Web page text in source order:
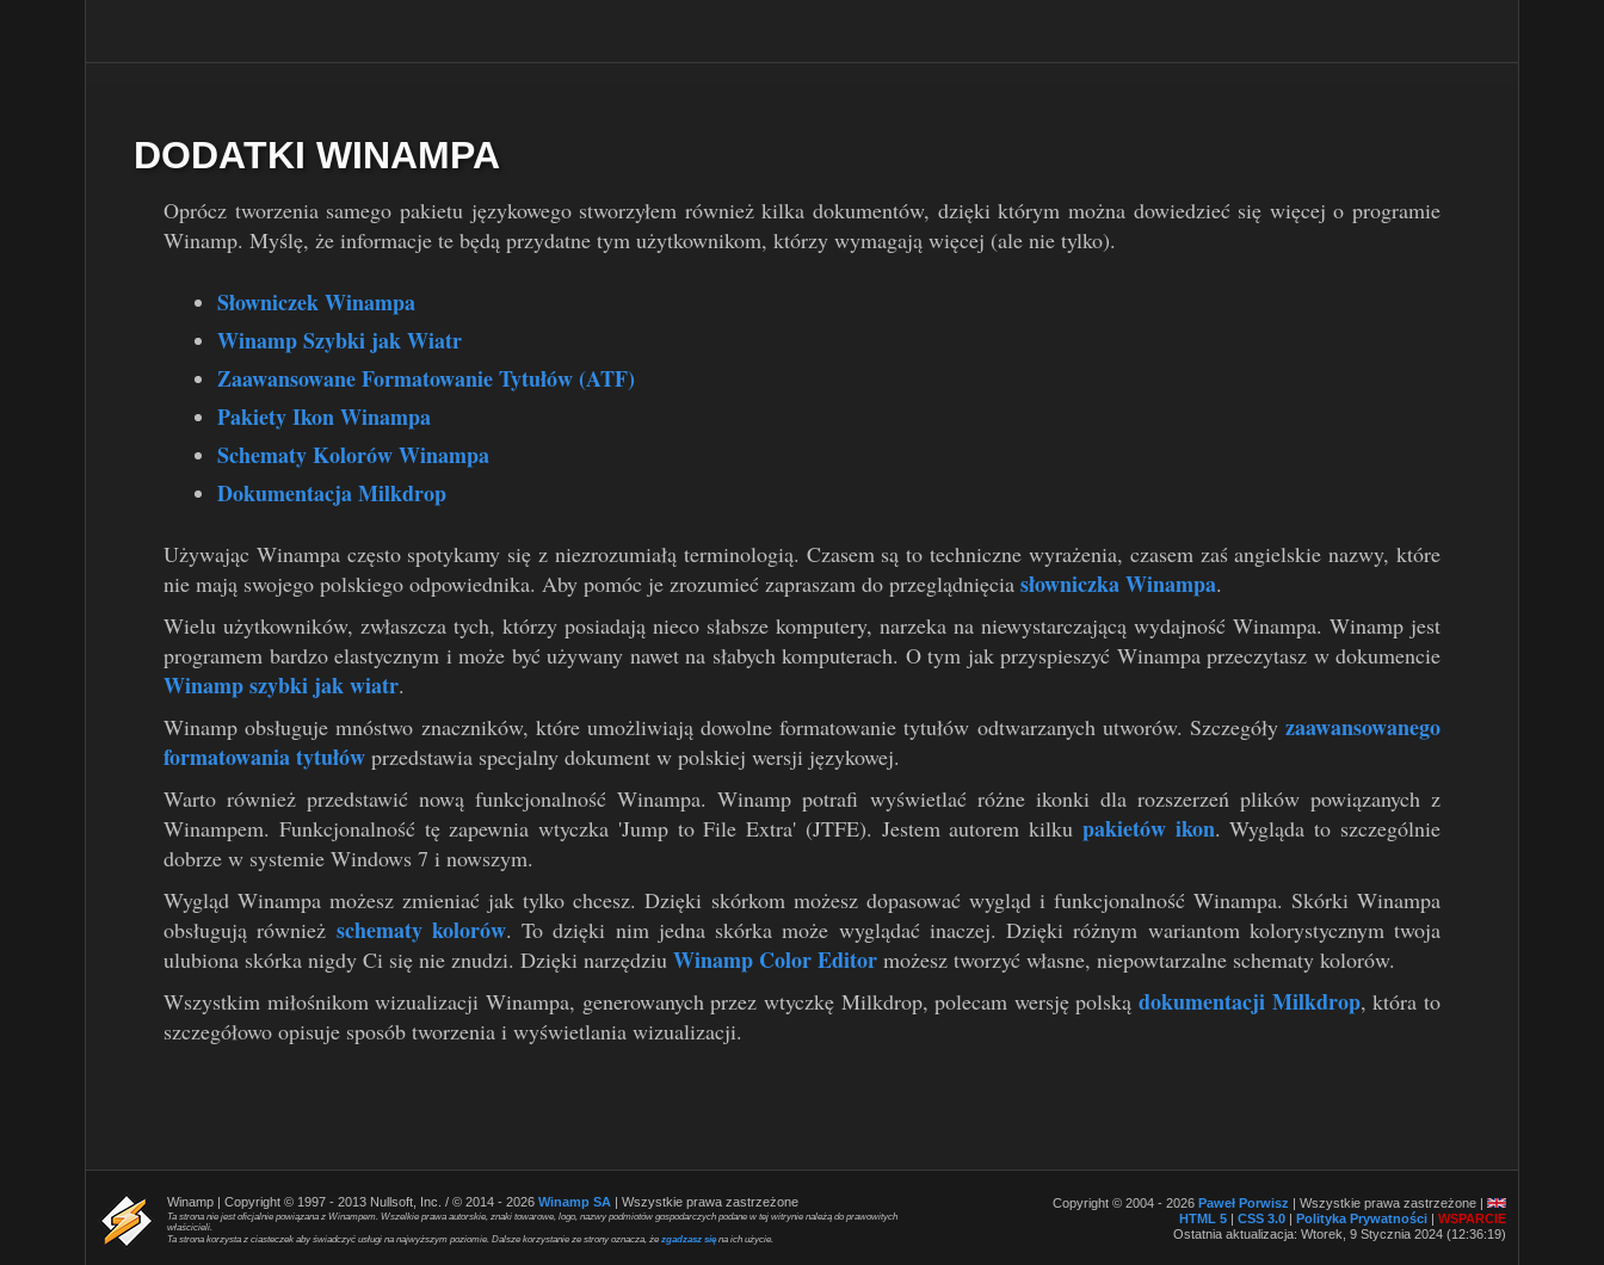
DODATKI WINAMPA
Oprócz tworzenia samego pakietu językowego stworzyłem również kilka dokumentów, dzięki którym można dowiedzieć się więcej o programie
Winamp. Myślę, że informacje te będą przydatne tym użytkownikom, którzy wymagają więcej (ale nie tylko).
Słowniczek Winampa
Winamp Szybki jak Wiatr
Zaawansowane Formatowanie Tytułów (ATF)
Pakiety Ikon Winampa
Schematy Kolorów Winampa
Dokumentacja Milkdrop
Używając Winampa często spotykamy się z niezrozumiałą terminologią. Czasem są to techniczne wyrażenia, czasem zaś angielskie nazwy, które
nie mają swojego polskiego odpowiednika. Aby pomóc je zrozumieć zapraszam do przeglądnięcia słowniczka Winampa.
Wielu użytkowników, zwłaszcza tych, którzy posiadają nieco słabsze komputery, narzeka na niewystarczającą wydajność Winampa. Winamp jest
programem bardzo elastycznym i może być używany nawet na słabych komputerach. O tym jak przyspieszyć Winampa przeczytasz w dokumencie
Winamp szybki jak wiatr.
Winamp obsługuje mnóstwo znaczników, które umożliwiają dowolne formatowanie tytułów odtwarzanych utworów. Szczegóły zaawansowanego
formatowania tytułów przedstawia specjalny dokument w polskiej wersji językowej.
Warto również przedstawić nową funkcjonalność Winampa. Winamp potrafi wyświetlać różne ikonki dla rozszerzeń plików powiązanych z
Winampem. Funkcjonalność tę zapewnia wtyczka 'Jump to File Extra' (JTFE). Jestem autorem kilku pakietów ikon. Wygląda to szczególnie
dobrze w systemie Windows 7 i nowszym.
Wygląd Winampa możesz zmieniać jak tylko chcesz. Dzięki skórkom możesz dopasować wygląd i funkcjonalność Winampa. Skórki Winampa
obsługują również schematy kolorów. To dzięki nim jedna skórka może wyglądać inaczej. Dzięki różnym wariantom kolorystycznym twoja
ulubiona skórka nigdy Ci się nie znudzi. Dzięki narzędziu Winamp Color Editor możesz tworzyć własne, niepowtarzalne schematy kolorów.
Wszystkim miłośnikom wizualizacji Winampa, generowanych przez wtyczkę Milkdrop, polecam wersję polskądokumentacji Milkdrop, która to
szczegółowo opisuje sposób tworzenia i wyświetlania wizualizacji.
Winamp | Copyright © 1997 - 2013 Nullsoft, Inc. / © 2014 - 2026 Winamp SA | Wszystkie prawa zastrzeżone
Ta strona nie jest oficjalnie powiązana z Winampem. Wszelkie prawa autorskie, znaki towarowe, logo, nazwy podmiotów gospodarczych podane w tej witrynie należą do prawowitych
właścicieli.
Ta strona korzysta z ciasteczek aby świadczyć usługi na najwyższym poziomie. Dalsze korzystanie ze strony oznacza, że zgadzasz sięna ich użycie.
Copyright © 2004 - 2026 Paweł Porwisz | Wszystkie prawa zastrzeżone |
HTML 5 | CSS 3.0 | Polityka Prywatności | WSPARCIE
Ostatnia aktualizacja: Wtorek, 9 Stycznia 2024 (12:36:19)